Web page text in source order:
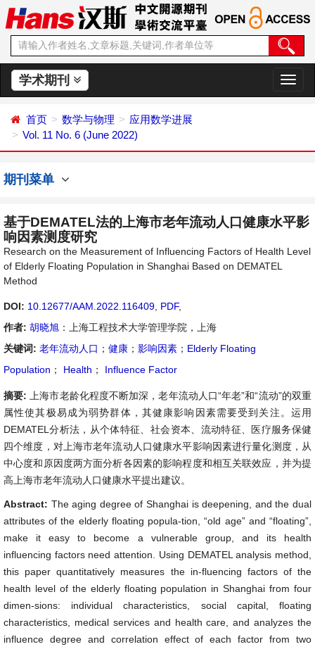
学术期刊
切
换
首页 数学与物理
应用数学进展
Vol. 11 No. 6 (June 2022)
期刊菜单
基于DEMATEL法的上海市老年流动人口健康水平影
响因素测度研究
Research on the Measurement of Influencing Factors of Health Level
of Elderly Floating Population in Shanghai Based on DEMATEL
Method
DOI: 10.12677/AAM.2022.116409 PDF,
作者: 胡晓旭 ：上海工程技术大学管理学院，上海
关键词: 老年流动人口 ； 健康 ； 影响因素 ； Elderly Floating
Population ； Health ； Influence Factor
摘要:
上海市老龄化程度不断加深，老年流动人口“年老”和“流动”的双重
属性使其极易成为弱势群体，其健康影响因素需要受到关注。运用
DEMATEL分析法，从个体特征、社会资本、流动特征、医疗服务保健
四个维度，对上海市老年流动人口健康水平影响因素进行量化测度，从
中心度和原因度两方面分析各因素的影响程度和相互关联效应，并为提
高上海市老年流动人口健康水平提出建议。
Abstract: The aging degree of Shanghai is deepening, and the dual
attributes of the elderly floating popula-tion, “old age” and “floating”,
make it easy to become a vulnerable group, and its health
influencing factors need attention. Using DEMATEL analysis method,
this paper quantitatively measures the in-fluencing factors of the
health level of the elderly floating population in Shanghai from four
dimen-sions: individual characteristics, social capital, floating
characteristics, medical services and health care, and analyzes the
influence degree and correlation effect of each factor from two